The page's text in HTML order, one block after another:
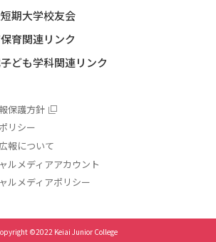
期大学校友会
育関連リンク
ども学科関連リンク
保護方針
リシー
報について
ルメディアアカウント
ルメディアポリシー
©2022 Keiai Junior College